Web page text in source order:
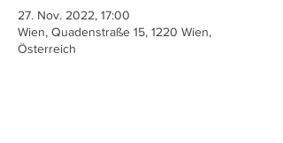
27. Nov. 2022, 17:00
Wien, Quadenstraße 15, 1220 Wien,
Österreich